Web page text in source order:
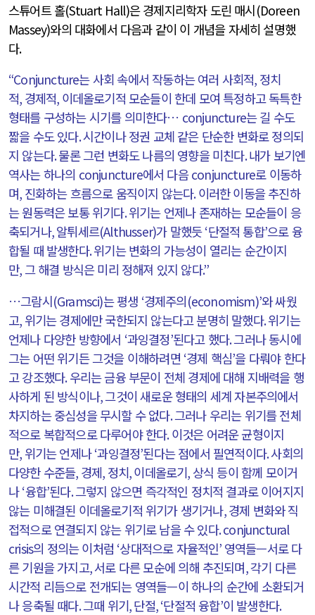
스튜어트 홀(Stuart Hall)은 경제지리학자 도린 매시(Doreen
Massey)와의 대화에서 다음과 같이 이 개념을 자세히 설명했
다.
“Conjuncture는 사회 속에서 작동하는 여러 사회적, 정치
적, 경제적, 이데올로기적 모순들이 한데 모여 특정하고 독특한
형태를 구성하는 시기를 의미한다… conjuncture는 길 수도
짧을 수도 있다.시간이나 정권 교체 같은 단순한 변화로 정의되
지 않는다.물론 그런 변화도 나름의 영향을 미친다.내가 보기엔
역사는 하나의 conjuncture에서 다음conjuncture로 이동하
며, 진화하는 흐름으로 움직이지 않는다.이러한 이동을 추진하
는 원동력은 보통 위기다.위기는 언제나 존재하는 모순들이 응
축되거나,알튀세르(Althusser)가 말했듯‘단절적 통합’으로 융
합될 때 발생한다.위기는 변화의 가능성이 열리는 순간이지
만,그 해결 방식은 미리 정해져 있지 않다.”
…그람시(Gramsci)는 평생 ‘경제주의(economism)’와 싸웠
고, 위기는 경제에만 국한되지 않는다고 분명히 말했다.위기는
언제나 다양한 방향에서 ‘과잉결정’된다고 했다.그러나 동시에
그는 어떤 위기든 그것을 이해하려면 ‘경제 핵심’을 다뤄야 한다
고 강조했다.우리는 금융 부문이 전체 경제에 대해 지배력을 행
사하게 된 방식이나,그것이 새로운 형태의 세계 자본주의에서
차지하는 중심성을 무시할 수 없다.그러나 우리는 위기를 전체
적으로 복합적으로 다루어야 한다.이것은 어려운 균형이지
만, 위기는 언제나‘과잉결정’된다는 점에서 필연적이다.사회의
다양한 수준들, 경제, 정치,이데올로기, 상식 등이 함께 모이거
나‘융합’된다.그렇지 않으면 즉각적인 정치적 결과로 이어지지
않는 미해결된 이데올로기적 위기가 생기거나,경제 변화와 직
접적으로 연결되지 않는 위기로 남을 수 있다. conjunctural
crisis의 정의는 이처럼 ‘상대적으로 자율적인’ 영역들—서로 다
른 기원을 가지고,서로 다른 모순에 의해 추진되며,각기 다른
시간적 리듬으로 전개되는 영역들—이 하나의 순간에 소환되거
나 응축될 때다.그때 위기,단절, ‘단절적 융합’이 발생한다.